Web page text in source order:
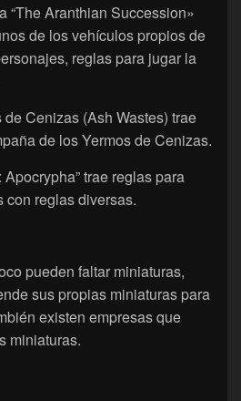
“The Aranthian Succession»
de los vehículos propios de
reglas para jugar la
Cenizas (Ash Wastes) trae
de los Yermos de Cenizas.
trae reglas para
con reglas diversas.
pueden faltar miniaturas,
sus propias miniaturas para
existen empresas que
miniaturas.